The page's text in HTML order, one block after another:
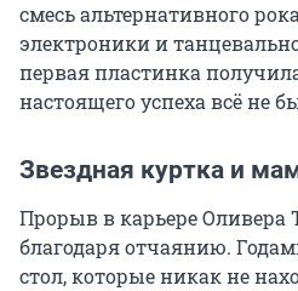
смесь альтернативного
электроники и
первая пластинка
настоящего успеха всё не
Звездная куртка и
Прорыв в карьере Оливера
благодаря отчаянию.
стол, которые никак не